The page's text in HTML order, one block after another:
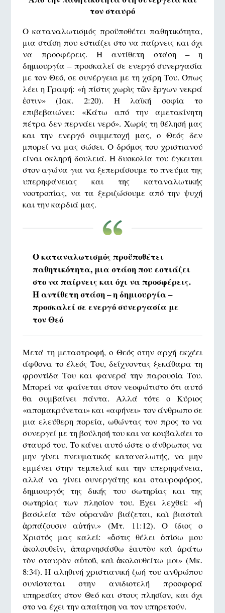
τον σταυρό
Ο καταναλωτισμός προϋποθέτει παθητικότητα,
μια στάση που εστιάζει στο να παίρνεις και όχι
να προσφέρεις. Η αντίθετη στάση – η
δημιουργία – προσκαλεί σε ενεργό συνεργασία
με τον Θεό, σε συνέργεια με τη χάρη Του. Όπως
λέει η Γραφή: «ἡ πίστις χωρὶς τῶν ἔργων νεκρά
ἐστιν» (Ιακ. 2:20). Η λαϊκή σοφία το
επιβεβαιώνει: «Κάτω από την αμετακίνητη
πέτρα δεν περνάει νερό». Χωρίς τη θέλησή μας
και την ενεργό συμμετοχή μας, ο Θεός δεν
μπορεί να μας σώσει. Ο δρόμος του χριστιανού
είναι σκληρή δουλειά. Η δυσκολία του έγκειται
στον αγώνα για να ξεπεράσουμε το πνεύμα της
υπερηφάνειας και της καταναλωτικής
νοοτροπίας, να τα ξεριζώσουμε από την ψυχή
και την καρδιά μας.
Ο καταναλωτισμός προϋποθέτει
παθητικότητα, μια στάση που εστιάζει
στο να παίρνεις και όχι να προσφέρεις.
Η αντίθετη στάση – η δημιουργία –
προσκαλεί σε ενεργό συνεργασία με
τον Θεό
Μετά τη μεταστροφή, ο Θεός στην αρχή εκχέει
άφθονα το έλεός Του, δείχνοντας ξεκάθαρα τη
φροντίδα Του και φανερά την παρουσία Του.
Μπορεί να φαίνεται στον νεοφώτιστο ότι αυτό
θα συμβαίνει πάντα. Αλλά τότε ο Κύριος
«απομακρύνεται» και «αφήνει» τον άνθρωπο σε
μια ελεύθερη πορεία, ωθώντας τον προς το να
συνεργεί με τη βούλησή του και να κουβαλάει το
σταυρό του. Το κάνει αυτό ώστε ο άνθρωπος να
μην γίνει πνευματικός καταναλωτής, να μην
εμμένει στην τεμπελιά και την υπερηφάνεια,
αλλά να γίνει συνεργάτης και σταυροφόρος,
δημιουργός της δικής του σωτηρίας και της
σωτηρίας των πλησίον του. Έχει λεχθεί: «ἡ
βασιλεία τῶν οὐρανῶν βιάζεται, καὶ βιασταὶ
ἁρπάζουσιν αὐτήν.» (Μτ. 11:12). Ο ίδιος ο
Χριστός μας καλεί: «ὅστις θέλει ὀπίσω μου
ἀκολουθεῖν, ἀπαρνησάσθω ἑαυτὸν καὶ ἀράτω
τὸν σταυρὸν αὐτοῦ, καὶ ἀκολουθείτω μοι» (Μκ.
8:34). Η αληθινή χριστιανική ζωή του ανθρώπου
συνίσταται στην ανιδιοτελή προσφορά
υπηρεσίας στον Θεό και στους πλησίον, και όχι
στο να έχει την απαίτηση να τον υπηρετούν.